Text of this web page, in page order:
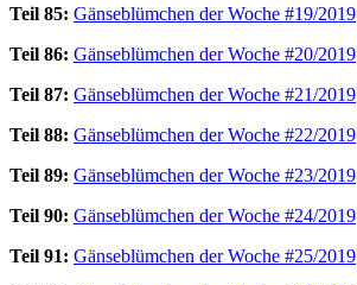
Teil 85: Gänseblümchen der Woche #19/2019
Teil 86: Gänseblümchen der Woche #20/2019
Teil 87: Gänseblümchen der Woche #21/2019
Teil 88: Gänseblümchen der Woche #22/2019
Teil 89: Gänseblümchen der Woche #23/2019
Teil 90: Gänseblümchen der Woche #24/2019
Teil 91: Gänseblümchen der Woche #25/2019